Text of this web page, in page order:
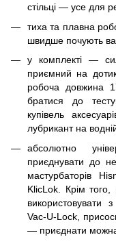
стільці — усе для
тиха та плавна
швидше почують
у комплекті —
приємний на
робоча довжина
братися до
купівель
лубрикант на
абсолютно
приєднувати до
мастурбаторів
KlicLok. Крім того,
використовувати
Vac-U-Lock,
— приєднати